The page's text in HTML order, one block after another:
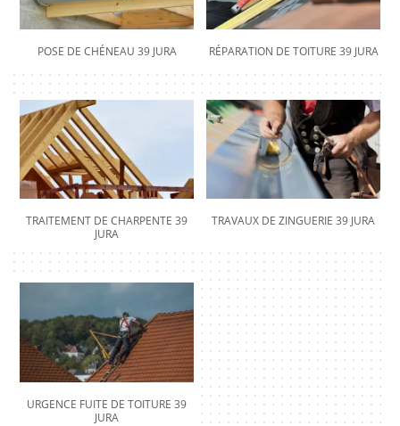
POSE DE CHÉNEAU 39 JURA RÉPARATION DE TOITURE 39 JURA
TRAITEMENT DE CHARPENTE 39
JURA
TRAVAUX DE ZINGUERIE 39 JURA
URGENCE FUITE DE TOITURE 39
JURA